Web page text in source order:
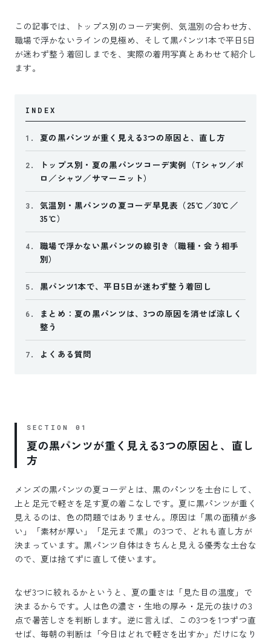
この記事では、トップス別のコーデ実例、気温別の合わせ方、
職場で浮かないラインの見極め、そして黒パンツ1本で平日5日
が迷わず整う着回しまでを、実際の着用写真とあわせて紹介し
ます。
INDEX
1. 夏の黒パンツが重く見える3つの原因と、直し方
2.
トップス別・夏の黒パンツコーデ実例（Tシャツ／ポ
ロ／シャツ／サマーニット）
3.
気温別・黒パンツの夏コーデ早見表（25℃／30℃／
35℃）
4.
職場で浮かない黒パンツの線引き（職種・会う相手
別）
5. 黒パンツ1本で、平日5日が迷わず整う着回し
6.
まとめ：夏の黒パンツは、3つの原因を消せば涼しく
整う
7. よくある質問
夏の黒パンツが重く見える3つの原因と、直し
方
メンズの黒パンツの夏コーデとは、黒のパンツを土台にして、
上と足元で軽さを足す夏の着こなしです。夏に黒パンツが重く
見えるのは、色の問題ではありません。原因は「黒の面積が多
い」「素材が厚い」「足元まで黒」の3つで、どれも直し方が
決まっています。黒パンツ自体はきちんと見える優秀な土台な
ので、夏は捨てずに直して使います。
なぜ3つに絞れるかというと、夏の重さは「見た目の温度」で
決まるからです。人は色の濃さ・生地の厚み・足元の抜けの3
点で暑苦しさを判断します。逆に言えば、この3つを1つずつ直
せば、毎朝の判断は「今日はどれで軽さを出すか」だけになり